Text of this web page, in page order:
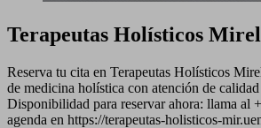
Terapeutas Holísticos
Reserva tu cita en Terapeutas Holísticos
de medicina holística con atención de
Disponibilidad para reservar ahora: llama al
agenda en https://terapeutas-holisticos-